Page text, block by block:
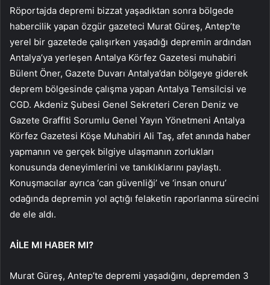
Röportajda depremi bizzat yaşadıktan sonra bölgede
habercilik yapan özgür gazeteci Murat Güreş, Antep’te
yerel bir gazetede çalışırken yaşadığı depremin ardından
Antalya’ya yerleşen Antalya Körfez Gazetesi muhabiri
Bülent Öner, Gazete Duvarı Antalya’dan bölgeye giderek
deprem bölgesinde çalışma yapan Antalya Temsilcisi ve
CGD. Akdeniz Şubesi Genel Sekreteri Ceren Deniz ve
Gazete Graffiti Sorumlu Genel Yayın Yönetmeni Antalya
Körfez Gazetesi Köşe Muhabiri Ali Taş, afet anında haber
yapmanın ve gerçek bilgiye ulaşmanın zorlukları
konusunda deneyimlerini ve tanıklıklarını paylaştı.
Konuşmacılar ayrıca ‘can güvenliği’ ve ‘insan onuru’
odağında depremin yol açtığı felaketin raporlanma sürecini
de ele aldı.
AİLE MI HABER MI?
Murat Güreş, Antep’te depremi yaşadığını, depremden 3